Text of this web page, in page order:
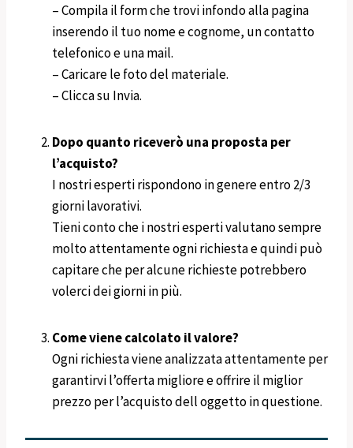
– Compila il form che trovi infondo alla pagina
inserendo il tuo nome e cognome, un contatto
telefonico e una mail.
– Caricare le foto del materiale.
– Clicca su Invia.
Dopo quanto riceverò una proposta per
l’acquisto?
I nostri esperti rispondono in genere entro 2/3
giorni lavorativi.
Tieni conto che i nostri esperti valutano sempre
molto attentamente ogni richiesta e quindi può
capitare che per alcune richieste potrebbero
volerci dei giorni in più.
Come viene calcolato il valore?
Ogni richiesta viene analizzata attentamente per
garantirvi l’offerta migliore e offrire il miglior
prezzo per l’acquisto dell oggetto in questione.